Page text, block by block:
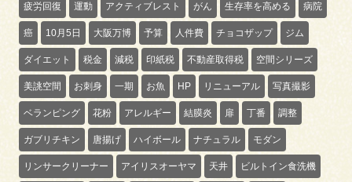
疲労回復 運動 アクティブレスト がん 生存率を高める 病院
癌 10月5日 大阪万博 予算 人件費 チョコザップ ジム
ダイエット 税金 減税 印紙税 不動産取得税 空間シリーズ
美誂空間 お刺身 一期 お魚 HP リニューアル 写真撮影
ベランピング 花粉 アレルギー 結膜炎 扉 丁番 調整
ガブリチキン 唐揚げ ハイボール ナチュラル モダン
リンサークリーナー アイリスオーヤマ 天井 ビルトイン食洗機